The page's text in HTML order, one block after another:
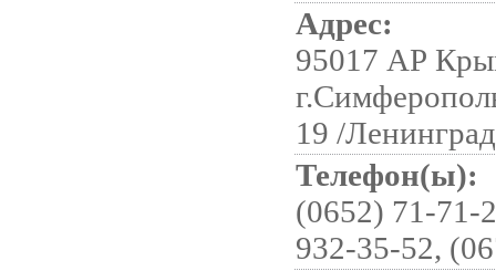
Адрес:
95017 АР
19 /
Телефон(ы):
(0652) 71-71-
932-35-52,